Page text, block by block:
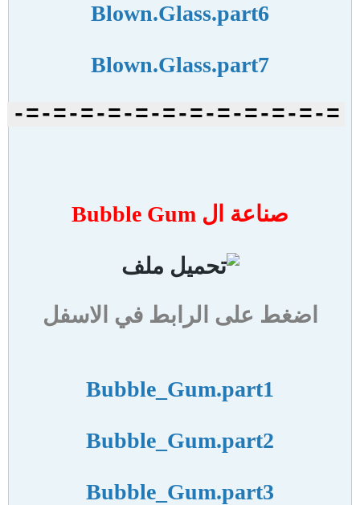
Blown.Glass.part6
Blown.Glass.part7
=-=-=-=-=-=-=-=-=-=-=-=-
صناعة ال Bubble Gum
اضغط على الرابط في الاسفل
Bubble_Gum.part1
Bubble_Gum.part2
Bubble_Gum.part3